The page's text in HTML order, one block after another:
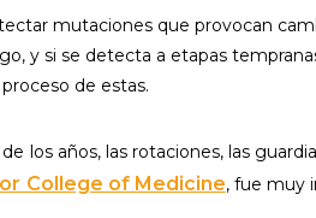
mutaciones que provocan
y si se detecta a etapas
de estas.
los años, las rotaciones, las
College of Medicine, fue muy